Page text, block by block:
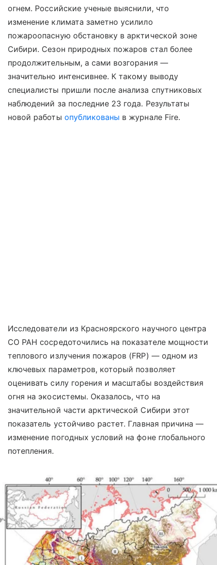
огнем. Российские ученые выяснили, что
изменение климата заметно усилило
пожароопасную обстановку в арктической зоне
Сибири. Сезон природных пожаров стал более
продолжительным, а сами возгорания —
значительно интенсивнее. К такому выводу
специалисты пришли после анализа спутниковых
наблюдений за последние 23 года. Результаты
новой работы опубликованы в журнале Fire.
Исследователи из Красноярского научного центра
СО РАН сосредоточились на показателе мощности
теплового излучения пожаров (FRP) — одном из
ключевых параметров, который позволяет
оценивать силу горения и масштабы воздействия
огня на экосистемы. Оказалось, что на
значительной части арктической Сибири этот
показатель устойчиво растет. Главная причина —
изменение погодных условий на фоне глобального
потепления.